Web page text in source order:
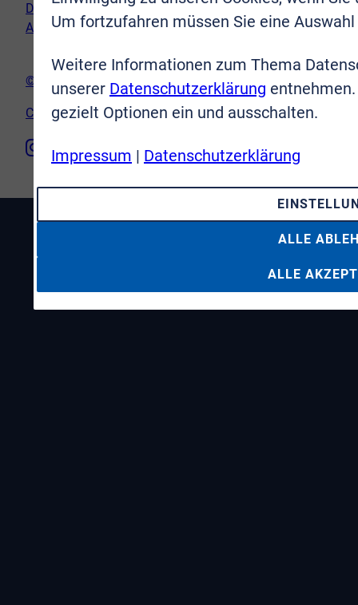
Datenschutz
AGB
© VR-Immobilien Bonn Rhein-Sieg GmbH
Cookie-Einstellungen
Um fortzufahren müssen Sie eine
Weitere Informationen zum Thema
unserer Datenschutzerklärung
gezielt Optionen ein und ausschalten.
Impressum | Datenschutzerklärung
ALLE
ALLE